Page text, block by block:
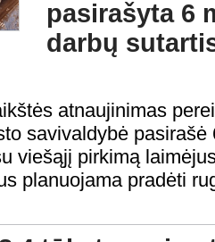
pasirašyta 6
darbų
atnaujinimas
savivaldybė
viešąjį pirkimą
planuojama pradėti